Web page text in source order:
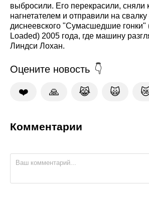
выбросили. Его перекрасили, сняли
нагнетателем и отправили на
диснеевского "Сумасшедшие гонки"
Loaded) 2005 года, где машину
Линдси Лохан.
Оцените новость
❤️ 🙏 😹 🙀
Комментарии